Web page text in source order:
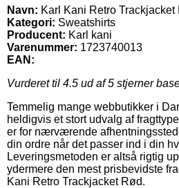
Navn: Karl Kani Retro Trackjacket
Kategori: Sweatshirts
Producent: Karl kani
Varenummer: 1723740013
EAN:
Vurderet til 4.5 ud af 5 stjerner
Temmelig mange webbutikker i
heldigvis et stort udvalg af
er for nærværende
din ordre når det passer ind i din
Leveringsmetoden er altså rigtig
ydermere den mest prisbevidste
Kani Retro Trackjacket Rød.